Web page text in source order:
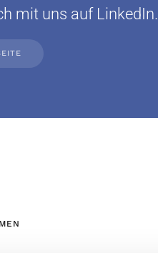
mit uns auf LinkedIn.